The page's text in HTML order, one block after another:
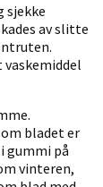
sjekke
av slitte
bladet er
gummi på
vinteren,